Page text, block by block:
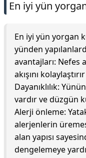
En iyi yün
En iyi yün yorgan
yünden
avantajları: Nefes
akışını
Dayanıklılık:
vardır ve düzgün
Alerji önleme:
alerjenlerin
alan yapısı
dengelemeye